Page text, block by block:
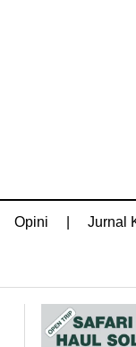
Opini Jurnal